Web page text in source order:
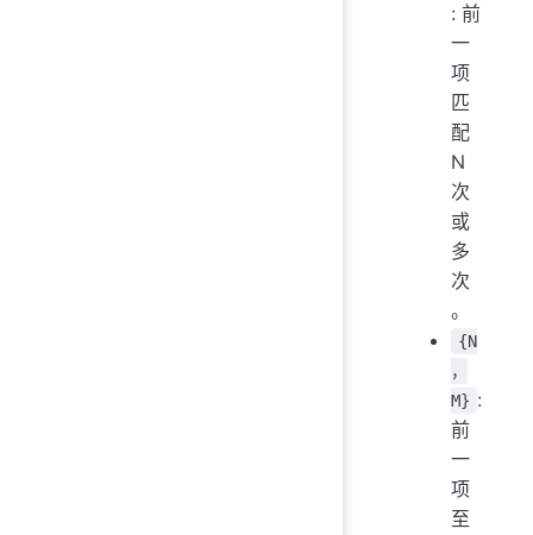
: 前
一
项
匹
配
N
次
或
多
次
。
{N
，
M} :
前
一
项
至